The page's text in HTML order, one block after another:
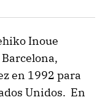
Inoue
en 1992 para
Unidos. En